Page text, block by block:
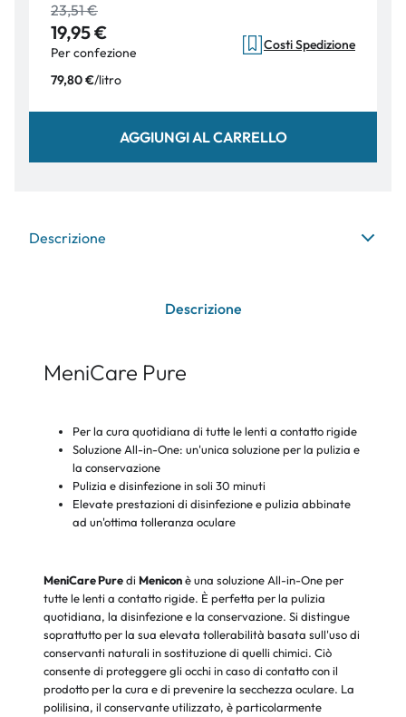
23,51 €
19,95 €
Per confezione
79,80 €/litro
Costi Spedizione
AGGIUNGI AL CARRELLO
Descrizione
Descrizione
MeniCare Pure
Per la cura quotidiana di tutte le lenti a contatto rigide
Soluzione All-in-One: un'unica soluzione per la pulizia e
la conservazione
Pulizia e disinfezione in soli 30 minuti
Elevate prestazioni di disinfezione e pulizia abbinate
ad un'ottima tolleranza oculare
MeniCare Puredi Meniconè una soluzione All-in-One per
tutte le lenti a contatto rigide. È perfetta per la pulizia
quotidiana, la disinfezione e la conservazione. Si distingue
soprattutto per la sua elevata tollerabilità basata sull'uso di
conservanti naturali in sostituzione di quelli chimici. Ciò
consente di proteggere gli occhi in caso di contatto con il
prodotto per la cura e di prevenire la secchezza oculare. La
polilisina, il conservante utilizzato, è particolarmente